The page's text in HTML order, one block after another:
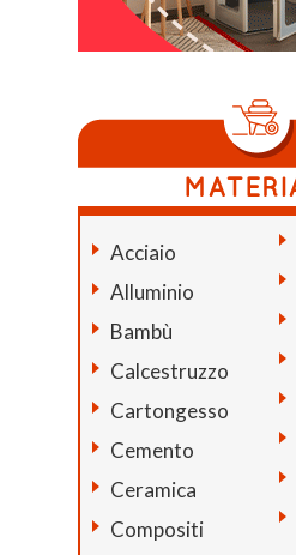
Acciaio
Alluminio
Bambù
Calcestruzzo
Cartongesso
Cemento
Ceramica
Compositi